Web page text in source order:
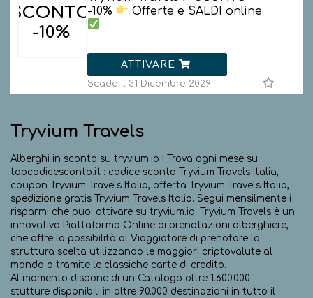
SCONTO
-10%
-10%
Offerte e SALDI online
ATTIVARE
Scade il 31 Dicembre 2029
Tryvium Travels
Alberghi in sconto su tryvium.io ! Trova ogni mese su
topcodicesconto.it : codice sconto Tryvium Travels Italia,
coupon Tryvium Travels Italia, offerta Tryvium Travels Italia,
spedizione gratis Tryvium Travels Italia. Segui mensilmente i
risparmi che puoi attivare su tryvium.io. Tryvium Travels è un
innovativa Piattaforma Online di prenotazioni alberghiere,
che offre la possibilità al Viaggiatore di prenotare la
struttura scelta utilizzando le maggiori criptovalute al
mondo o tramite le classiche carte di credito.
Al momento dispone di un Catalogo oltre 1.600.000
stutture disponibili in oltre 90.000 destinazioni in tutto il